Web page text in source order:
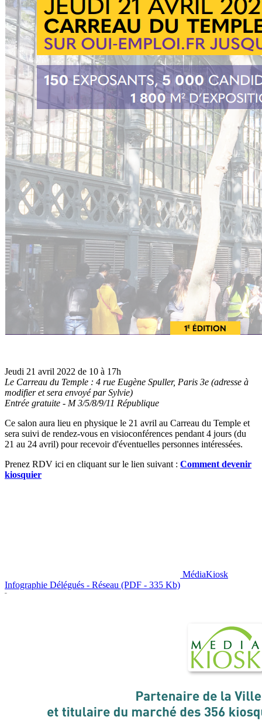
Jeudi 21 avril 2022 de 10 à 17h
Le Carreau du Temple : 4 rue Eugène Spuller, Paris 3e (adresse à
modifier et sera envoyé par Sylvie)
Entrée gratuite - M 3/5/8/9/11 République
Ce salon aura lieu en physique le 21 avril au Carreau du Temple et
sera suivi de rendez-vous en visioconférences pendant 4 jours (du
21 au 24 avril) pour recevoir d'éventuelles personnes intéressées.
Prenez RDV ici en cliquant sur le lien suivant : Comment devenir
kiosquier
MédiaKiosk
Infographie Délégués - Réseau (PDF - 335 Kb)